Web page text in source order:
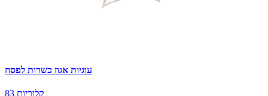
עוגיות אגוז כשרות לפסח
83 קלוריות